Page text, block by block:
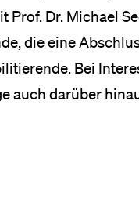
Dr. Michael
die eine
Bei
auch darüber